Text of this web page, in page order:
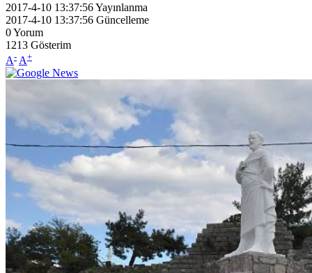
2017-4-10 13:37:56Yayınlanma
2017-4-10 13:37:56 Güncelleme
0Yorum
1213 Gösterim
A- A+